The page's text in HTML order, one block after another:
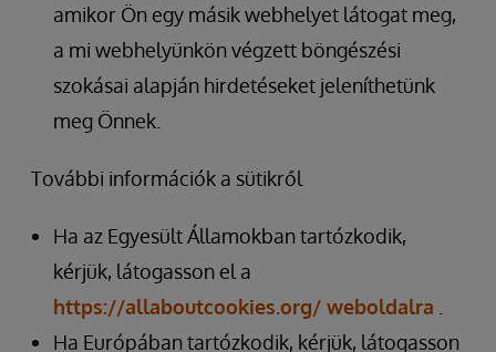
amikor Ön egy másik webhelyet látogat meg,
a mi webhelyünkön végzett böngészési
szokásai alapján hirdetéseket jeleníthetünk
meg Önnek.
További információk a sütikről
Ha az Egyesült Államokban tartózkodik,
kérjük, látogasson el a
https://allaboutcookies.org/ weboldalra
Ha Európában tartózkodik, kérjük, látogasson